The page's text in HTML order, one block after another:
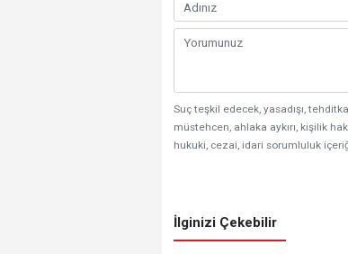
Suç teşkil edecek, yasadışı,
müstehcen, ahlaka aykırı, kişilik
hukuki, cezai, idari sorumluluk
İlginizi Çekebilir